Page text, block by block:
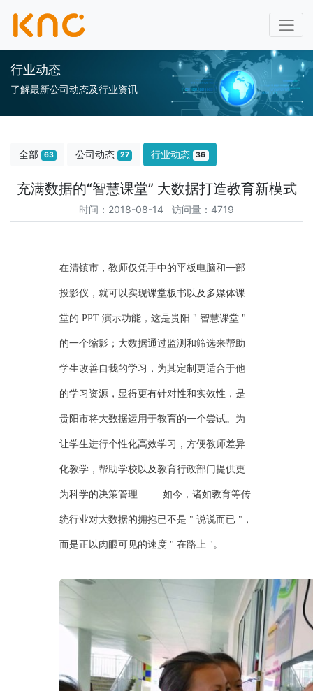
行业动态
了解最新公司动态及行业资讯
全部 63 公司动态 27 行业动态 36
充满数据的“智慧课堂” 大数据打造教育新模式
时间：2018-08-14 访问量：4719
在清镇市，教师仅凭手中的平板电脑和一部
投影仪，就可以实现课堂板书以及多媒体课
堂的 PPT 演示功能，这是贵阳 " 智慧课堂 "
的一个缩影；大数据通过监测和筛选来帮助
学生改善自我的学习，为其定制更适合于他
的学习资源，显得更有针对性和实效性，是
贵阳市将大数据运用于教育的一个尝试。为
让学生进行个性化高效学习，方便教师差异
化教学，帮助学校以及教育行政部门提供更
为科学的决策管理 …… 如今，诸如教育等传
统行业对大数据的拥抱已不是 " 说说而已 "，
而是正以肉眼可见的速度 " 在路上 "。